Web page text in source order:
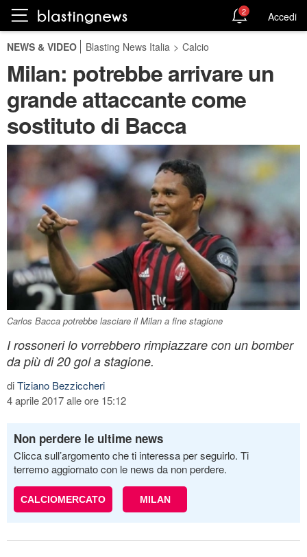
2 Accedi
NEWS & VIDEO Blasting News Italia > Calcio
Milan: potrebbe arrivare un
grande attaccante come
sostituto di Bacca
Carlos Bacca potrebbe lasciare il Milan a fine stagione
I rossoneri lo vorrebbero rimpiazzare con un bomber
da più di 20 gol a stagione.
diTiziano Bezziccheri
4 aprile 2017 alle ore 15:12
Non perdere le ultime news
Clicca sull’argomento che ti interessa per seguirlo. Ti
terremo aggiornato con le news da non perdere.
CALCIOMERCATO MILAN